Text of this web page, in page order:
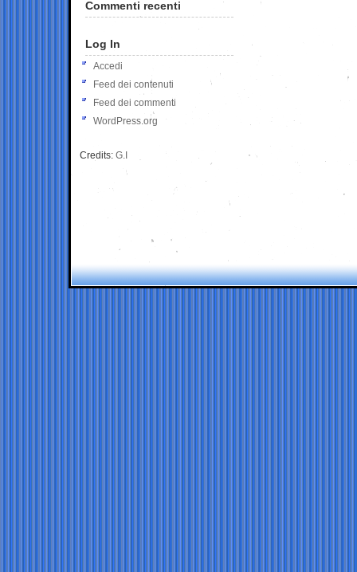
Commenti recenti
Log In
Accedi
Feed dei contenuti
Feed dei commenti
WordPress.org
Credits: G.I